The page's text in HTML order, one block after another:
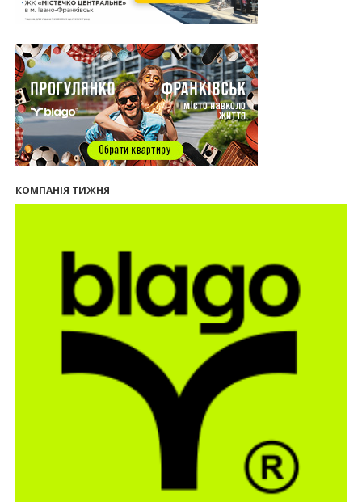
серед лідерів за зростанням цін на новобудови
Панчишин про спадщину, забудову та
майбутнє міста
29.07.2026
13:31
Спадщина не на часі. Чи продовжує Франківськ
втрачати пам’ятки?
12:26
В Івано-Франківську розпочали будівництво
нового житлового масиву «Надрічний»
фахівців ринку нерухомості та девелоперів
для Івано-Франківська
Поліція затримала банду, яка привласнили
квартири у Києві та Франківську на понад 2,6
млн гривень
22.07.2026
Літо вигідних інвестицій: комерційні
приміщення зі знижками
21.07.2026
Як вибрати кольори для кухні у 2026 році
20.07.2026
У Поляниці та Франківську прокуратура стягує
понад 13 млн грн пайових внесків
17.07.2026
КОМПАНІЯ ТИЖНЯ